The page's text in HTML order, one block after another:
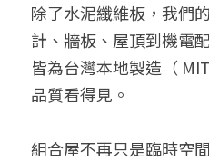
除了水泥纖維板，我們的
計、牆板、屋頂到機電
皆為台灣本地製造（
品質看得見。
組合屋不再只是臨時空